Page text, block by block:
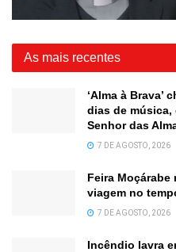
As mais recentes
‘Alma à Brava’
dias de
Senhor das
7 DE AGOSTO, 2026
Feira Moçárabe
viagem no
7 DE AGOSTO, 2026
Incêndio lavra